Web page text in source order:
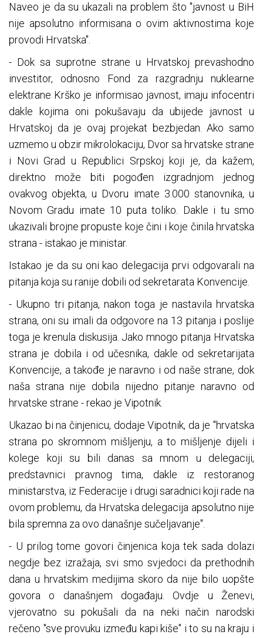
Naveo je da su ukazali na problem što "javnost u BiH
nije apsolutno informisana o ovim aktivnostima koje
provodi Hrvatska".
- Dok sa suprotne strane u Hrvatskoj prevashodno
investitor, odnosno Fond za razgradnju nuklearne
elektrane Krško je informisao javnost, imaju infocentri
dakle kojima oni pokušavaju da ubijede javnost u
Hrvatskoj da je ovaj projekat bezbjedan. Ako samo
uzmemo u obzir mikrolokaciju, Dvor sa hrvatske strane
i Novi Grad u Republici Srpskoj koji je, da kažem,
direktno može biti pogođen izgradnjom jednog
ovakvog objekta, u Dvoru imate 3.000 stanovnika, u
Novom Gradu imate 10 puta toliko. Dakle i tu smo
ukazivali brojne propuste koje čini i koje činila hrvatska
strana - istakao je ministar.
Istakao je da su oni kao delegacija prvi odgovarali na
pitanja koja su ranije dobili od sekretarata Konvencije.
- Ukupno tri pitanja, nakon toga je nastavila hrvatska
strana, oni su imali da odgovore na 13 pitanja i poslije
toga je krenula diskusija. Јako mnogo pitanja Hrvatska
strana je dobila i od učesnika, dakle od sekretarijata
Konvencije, a takođe je naravno i od naše strane, dok
naša strana nije dobila nijedno pitanje naravno od
hrvatske strane - rekao je Vipotnik.
Ukazao bi na činjenicu, dodaje Vipotnik, da je "hrvatska
strana po skromnom mišljenju, a to mišljenje dijeli i
kolege koji su bili danas sa mnom u delegaciji,
predstavnici pravnog tima, dakle iz restoranog
ministarstva, iz Federacije i drugi saradnici koji rade na
ovom problemu, da Hrvatska delegacija apsolutno nije
bila spremna za ovo današnje sučeljavanje".
- U prilog tome govori činjenica koja tek sada dolazi
negdje bez izražaja, svi smo svjedoci da prethodnih
dana u hrvatskim medijima skoro da nije bilo uopšte
govora o današnjem događaju. Ovdje u Ženevi,
vjerovatno su pokušali da na neki način narodski
rečeno "sve provuku između kapi kiše" i to su na kraju i